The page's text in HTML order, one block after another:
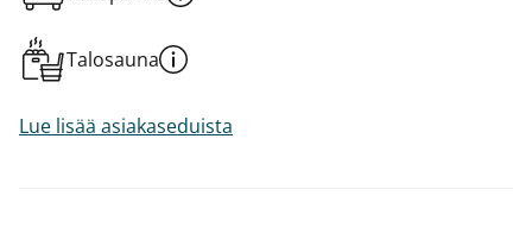
Talosauna
Lue lisää asiakaseduista